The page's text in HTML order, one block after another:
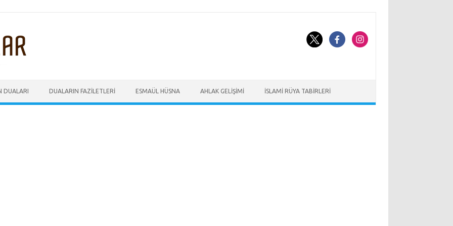
DUALARI DUALARIN FAZILETLERI ESMAÜL HÜSNA AHLAK GELIŞIMI İSLAMI RÜYA TABIRLERI